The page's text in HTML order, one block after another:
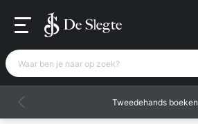
Waar ben je naar op zoek?
Tweedehands boeken